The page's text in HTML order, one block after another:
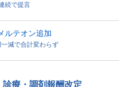
続で提言
ルテオン追加
減で合計変わらず
療・調剤報酬改定